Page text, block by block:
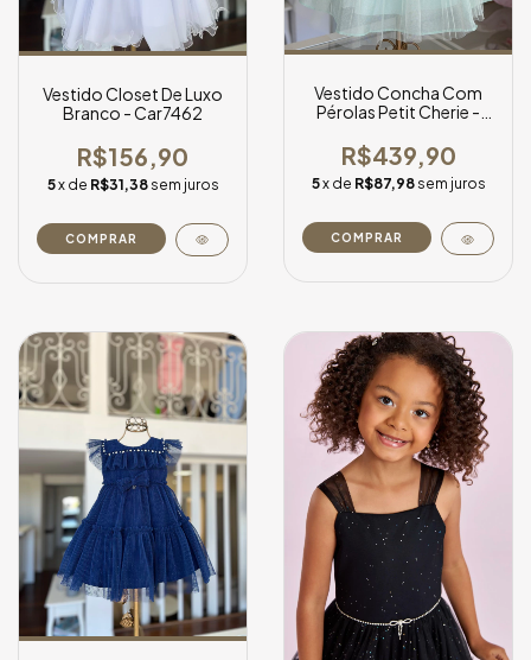
Vestido Closet De Luxo
Branco - Car7462
R$156,90
5x de R$31,38 sem juros
COMPRAR
Vestido Concha Com
Pérolas Petit Cherie -
R$439,90
5x de R$87,98 sem juros
COMPRAR